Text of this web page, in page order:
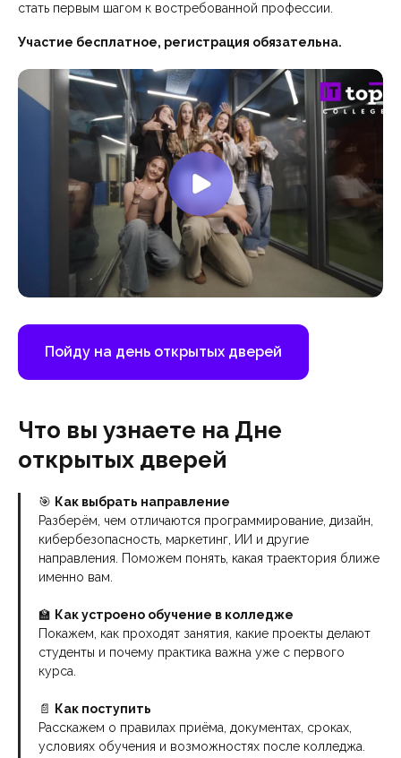
стать первым шагом к востребованной профессии.
Участие бесплатное, регистрация обязательна.
Пойду на день открытых дверей
Что вы узнаете на Дне
открытых дверей
🎯 Как выбрать направление
Разберём, чем отличаются программирование, дизайн,
кибербезопасность, маркетинг, ИИ и другие
направления. Поможем понять, какая траектория ближе
именно вам.
🏫 Как устроено обучение в колледже
Покажем, как проходят занятия, какие проекты делают
студенты и почему практика важна уже с первого
курса.
📄 Как поступить
Расскажем о правилах приёма, документах, сроках,
условиях обучения и возможностях после колледжа.